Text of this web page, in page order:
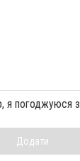
я погоджуюся з
Додати